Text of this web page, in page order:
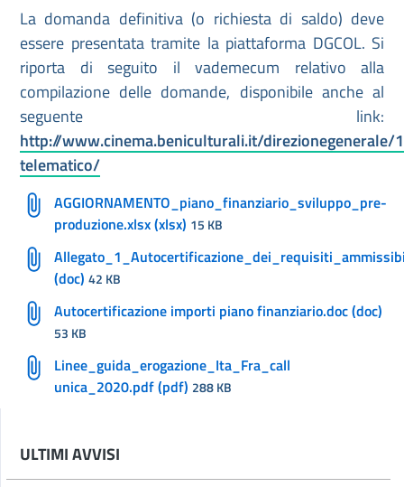
La domanda definitiva (o richiesta di saldo) deve
essere presentata tramite la piattaforma DGCOL. Si
riporta di seguito il vademecum relativo alla
compilazione delle domande, disponibile anche al
seguente link:
http://www.cinema.beniculturali.it/
telematico/
AGGIORNAMENTO_piano_finanziario_sviluppo_pre-
produzione.xlsx (xlsx) 15 KB
(doc) 42 KB
Autocertificazione importi piano finanziario.doc (doc)
53 KB
Linee_guida_erogazione_Ita_Fra_call
unica_2020.pdf (pdf) 288 KB
ULTIMI AVVISI